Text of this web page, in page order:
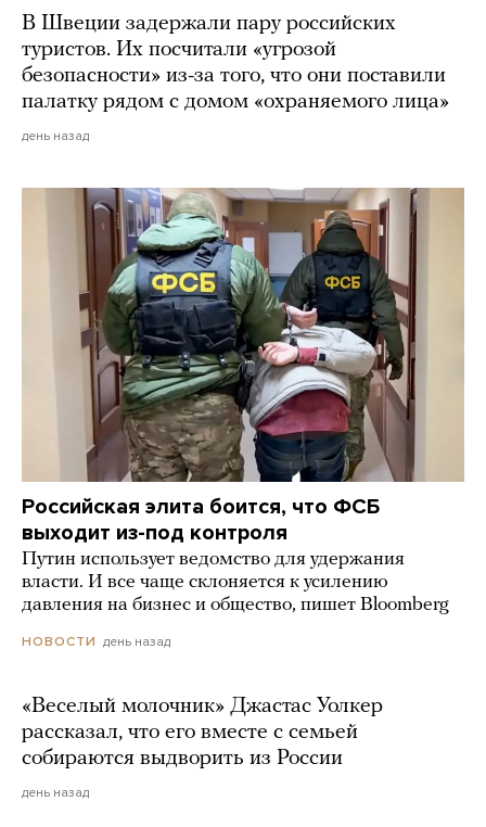
В Швеции задержали пару российских
туристов. Их посчитали «угрозой
безопасности» из-за того, что они поставили
палатку рядом с домом «охраняемого лица»
день назад
Российская элита боится, что ФСБ
выходит из-под контроля
Путин использует ведомство для удержания
власти. И все чаще склоняется к усилению
давления на бизнес и общество, пишет Bloomberg
НОВОСТИ день назад
«Веселый молочник» Джастас Уолкер
рассказал, что его вместе с семьей
собираются выдворить из России
день назад